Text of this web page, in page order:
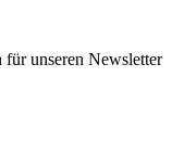
unseren Newsletter